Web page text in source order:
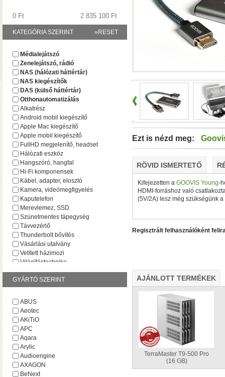
A TerraMaster-nél
Plusz teljesítmény
F2-425 Plus és F4-
(32 GB-ig bővíthető!) •
• Hardveres RAID0/
választható
• Hot
MByte/s
Ezt is nézd meg:
RÖVID ISMERTETŐ
Kifejezetten a GOOVIS Young-
HDMI-forráshoz való
(5V/2A) lesz még szükségünk
Regisztrált felhasználóként
AJÁNLOTT TERMÉKEK
TerraMaster T9-500 Pro
(16 GB)
0 Ft 2 835 100 Ft
»RESET
KATEGÓRIA SZERINT
Médialejátszó
Zenelejátszó, rádió
NAS (hálózati háttértár)
NAS kiegészítők
DAS (külső háttértár)
Otthonautomatizálás
Alkatrész
Android mobil kiegészítő
Apple Mac kiegészítő
Apple mobil kiegészítő
FullHD megjelenítő, headset
Hálózati eszköz
Hangszóró, hangfal
Hi-Fi komponensek
Kábel, adapter, elosztó
Kamera, videómegfigyelés
Kaputelefon
Merevlemez, SSD
Szünetmentes tápegység
Távvezérlő
Thunderbolt bővítés
Vásárlási utalvány
Vetített házimozi
Világítástechnika
GYÁRTÓ SZERINT
ABUS
Aeotec
AKiTiO
APC
Aqara
Arylic
Audioengine
AXAGON
BeNext